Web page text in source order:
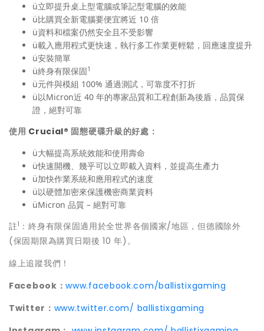
ü立即提升桌上型電腦或筆記型電腦的效能
ü比購買全新電腦要便宜將近 10 倍
ü資料和檔案仍然安全且不受影響
ü載入應用程式更快速，執行多工作業更輕鬆，回應速度提升
ü安裝簡單
ü終身有限保固1
ü元件與模組 100% 通過測試，可靠度不打折
ü以Micron近 40 年的專家品質和工程創新為後盾，品質保
證，絕對可靠
使用 Crucial® 固態硬碟升級的好處：
ü大幅提高系統效能和使用壽命
ü快速開機、幾乎可以立即載入資料，並提高生產力
ü加快作業系統和應用程式的速度
ü以硬體加密來保護機密商業資料
üMicron 品質 – 絕對可靠
註1 ：終身有限保固適用於全世界各個國家/地區，但德國除外
(保固期限為購買日期後 10 年)。
線上追蹤我們！
Facebook ：www.facebook.com/ballistixgaming
Twitter ： www.twitter.com/ ballistixgaming